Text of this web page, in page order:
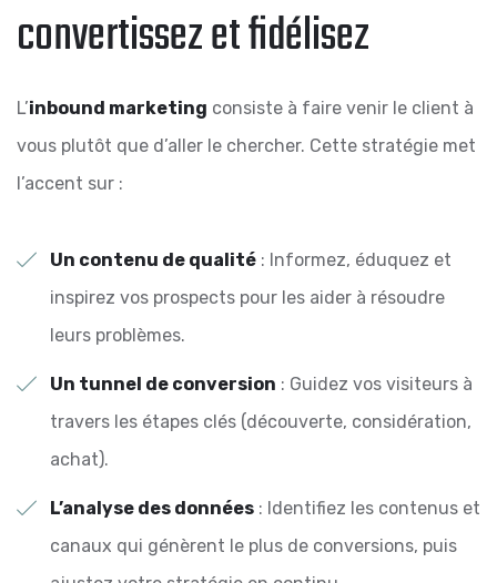
convertissez et fidélisez
L’inbound marketing consiste à faire venir le client à
vous plutôt que d’aller le chercher. Cette stratégie met
l’accent sur :
Un contenu de qualité : Informez, éduquez et
inspirez vos prospects pour les aider à résoudre
leurs problèmes.
Un tunnel de conversion : Guidez vos visiteurs à
travers les étapes clés (découverte, considération,
achat).
L’analyse des données : Identifiez les contenus et
canaux qui génèrent le plus de conversions, puis